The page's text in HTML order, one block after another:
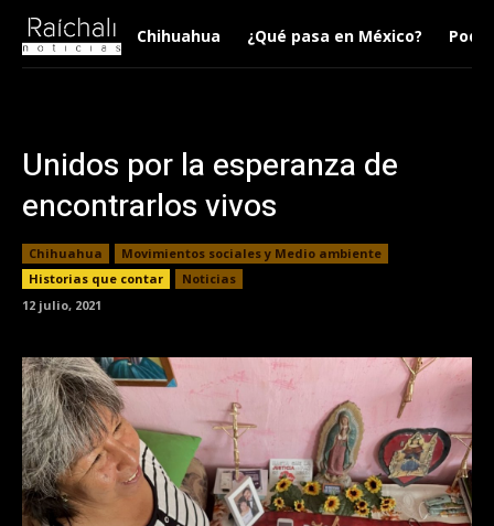
Chihuahua ¿Qué pasa en México?
Unidos por la esperanza de
encontrarlos vivos
Chihuahua
Movimientos sociales y Medio ambiente
Historias que contar
Noticias
12 julio, 2021